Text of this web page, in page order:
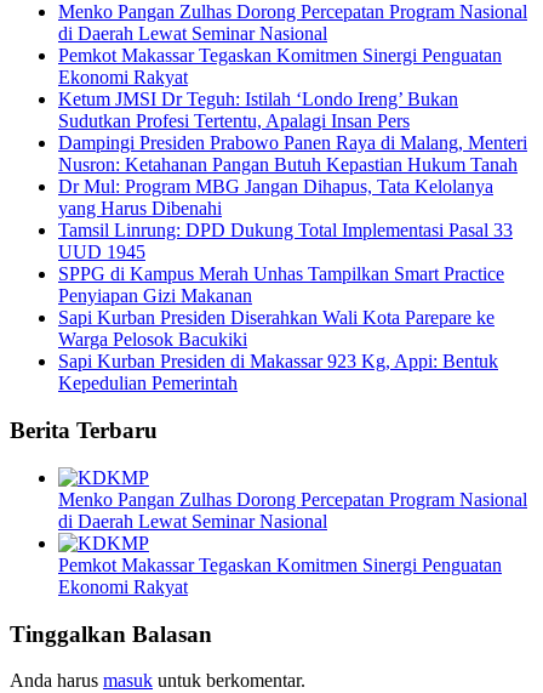
Menko Pangan Zulhas Dorong Percepatan Program Nasional
di Daerah Lewat Seminar Nasional
Pemkot Makassar Tegaskan Komitmen Sinergi Penguatan
Ekonomi Rakyat
Ketum JMSI Dr Teguh: Istilah ‘Londo Ireng’ Bukan
Sudutkan Profesi Tertentu, Apalagi Insan Pers
Dampingi Presiden Prabowo Panen Raya di Malang, Menteri
Nusron: Ketahanan Pangan Butuh Kepastian Hukum Tanah
Dr Mul: Program MBG Jangan Dihapus, Tata Kelolanya
yang Harus Dibenahi
Tamsil Linrung: DPD Dukung Total Implementasi Pasal 33
UUD 1945
SPPG di Kampus Merah Unhas Tampilkan Smart Practice
Penyiapan Gizi Makanan
Sapi Kurban Presiden Diserahkan Wali Kota Parepare ke
Warga Pelosok Bacukiki
Sapi Kurban Presiden di Makassar 923 Kg, Appi: Bentuk
Kepedulian Pemerintah
Berita Terbaru
Menko Pangan Zulhas Dorong Percepatan Program Nasional
di Daerah Lewat Seminar Nasional
Pemkot Makassar Tegaskan Komitmen Sinergi Penguatan
Ekonomi Rakyat
Tinggalkan Balasan
Anda harus masuk untuk berkomentar.